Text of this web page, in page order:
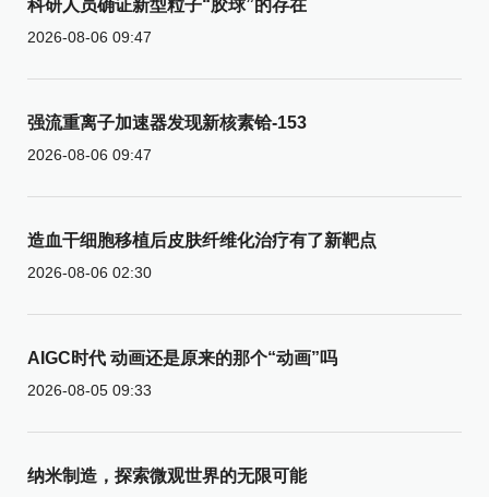
科研人员确证新型粒子“胶球”的存在
2026-08-06 09:47
强流重离子加速器发现新核素铪-153
2026-08-06 09:47
造血干细胞移植后皮肤纤维化治疗有了新靶点
2026-08-06 02:30
AIGC时代 动画还是原来的那个“动画”吗
2026-08-05 09:33
纳米制造，探索微观世界的无限可能